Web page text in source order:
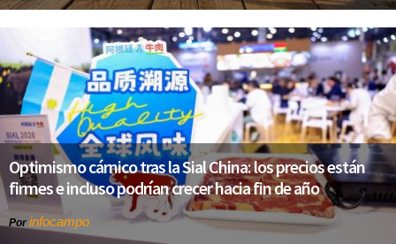
Optimismo cárnico tras la Sial China: los precios están
firmes e incluso podrían crecer hacia fin de año
Por infocampo